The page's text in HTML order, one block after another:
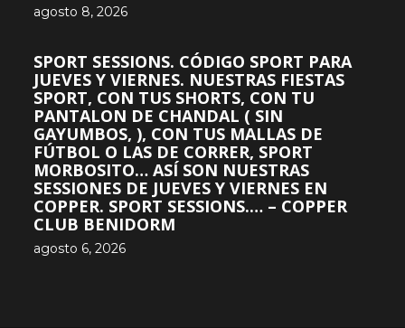
agosto 8, 2026
SPORT SESSIONS. CÓDIGO SPORT PARA
JUEVES Y VIERNES. NUESTRAS FIESTAS
SPORT, CON TUS SHORTS, CON TU
PANTALON DE CHANDAL ( SIN
GAYUMBOS, ), CON TUS MALLAS DE
FÚTBOL O LAS DE CORRER, SPORT
MORBOSITO… ASÍ SON NUESTRAS
SESSIONES DE JUEVES Y VIERNES EN
COPPER. SPORT SESSIONS.… – COPPER
CLUB BENIDORM
agosto 6, 2026